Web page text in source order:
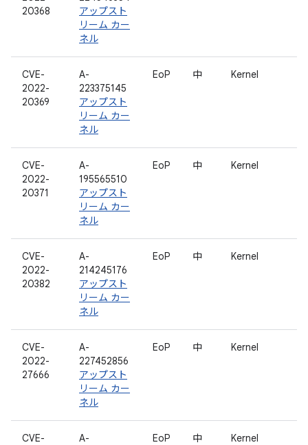
20368
アップスト
リーム カー
ネル
CVE-
2022-
20369
A-
223375145
アップスト
リーム カー
ネル
EoP 中 Kernel
CVE-
2022-
20371
A-
195565510
アップスト
リーム カー
ネル
EoP 中 Kernel
CVE-
2022-
20382
A-
214245176
アップスト
リーム カー
ネル
EoP 中 Kernel
CVE-
2022-
27666
A-
227452856
アップスト
リーム カー
ネル
EoP 中 Kernel
CVE-
A-
EoP 中 Kernel